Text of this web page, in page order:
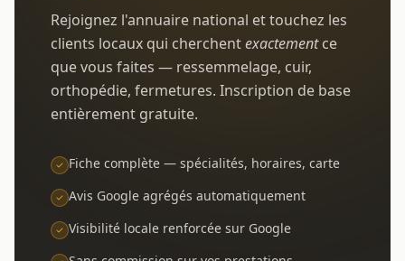
Rejoignez l'annuaire national et touchez les
clients locaux qui cherchentexactementce
que vous faites — ressemmelage, cuir,
orthopédie, fermetures. Inscription de base
entièrement gratuite.
Fiche complète — spécialités, horaires, carte
Avis Google agrégés automatiquement
Visibilité locale renforcée sur Google